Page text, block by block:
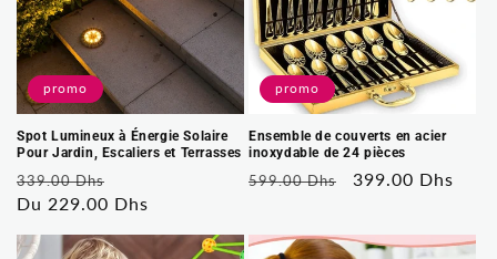
promo
Spot Lumineux à Énergie Solaire
Pour Jardin, Escaliers et Terrasses
Prix
habituel
339.00 Dhs
soldé
Du 229.00 Dhs
promo
Ensemble de couverts en acier
inoxydable de 24 pièces
Prix
599.00 Dhs
Prix
399.00 Dhs